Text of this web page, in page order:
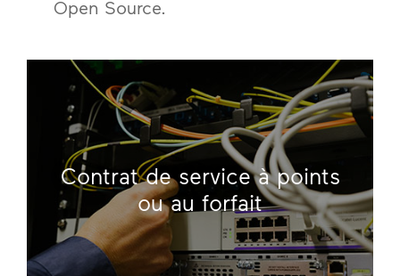
Open Source.
Contrat de service à points
ou au forfait